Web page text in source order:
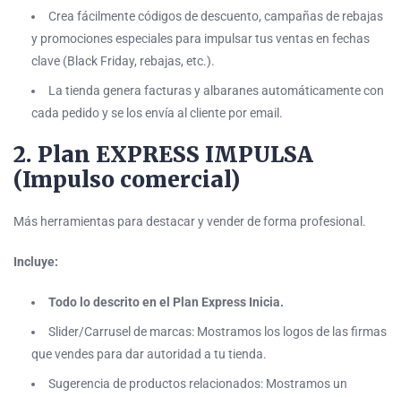
Crea fácilmente códigos de descuento, campañas de rebajas
y promociones especiales para impulsar tus ventas en fechas
clave (Black Friday, rebajas, etc.).
La tienda genera facturas y albaranes automáticamente con
cada pedido y se los envía al cliente por email.
2. Plan EXPRESS IMPULSA
(Impulso comercial)
Más herramientas para destacar y vender de forma profesional.
Incluye:
Todo lo descrito en el Plan Express Inicia.
Slider/Carrusel de marcas: Mostramos los logos de las firmas
que vendes para dar autoridad a tu tienda.
Sugerencia de productos relacionados: Mostramos un